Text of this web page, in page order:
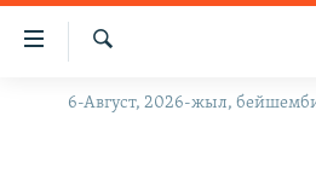
Линктер
Мазмунга
Навигацияга
ЖАҢЫЛЫКТАР
Издөө
6-Август, 2026-жыл,